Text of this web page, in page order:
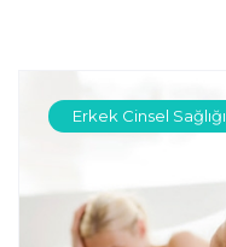
Erkek Cinsel Sağlığı